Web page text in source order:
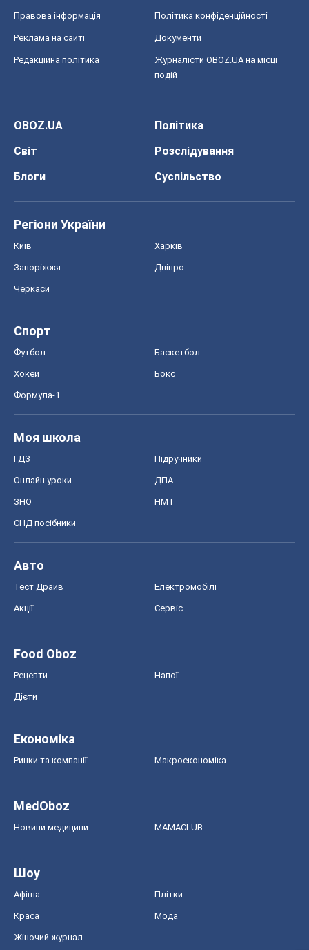
Правова інформація Політика конфіденційності
Реклама на сайті Документи
Редакційна політика
Журналісти OBOZ.UA на місці
подій
OBOZ.UA
Політика
Світ
Розслідування
Блоги
Суспільство
Регіони України
Київ Харків
Запоріжжя Дніпро
Черкаси
Спорт
Футбол Баскетбол
Хокей Бокс
Формула-1
Моя школа
ГДЗ Підручники
Онлайн уроки ДПА
ЗНО НМТ
СНД посібники
Авто
Тест Драйв Електромобілі
Акції Сервіс
Food Oboz
Рецепти Напої
Дієти
Економіка
Ринки та компанії Макроекономіка
MedOboz
Новини медицини MAMACLUB
Шоу
Афіша Плітки
Краса Мода
Жіночий журнал